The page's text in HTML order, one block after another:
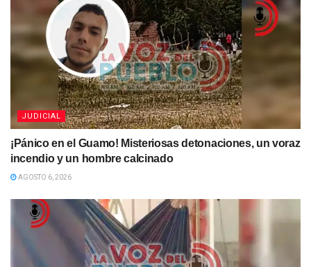
JUDICIAL
¡Pánico en el Guamo! Misteriosas detonaciones, un voraz
incendio y un hombre calcinado
AGOSTO 6, 2026